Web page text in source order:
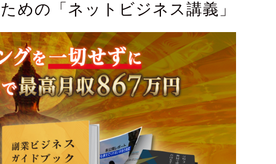
めの「ネットビジネス講義」